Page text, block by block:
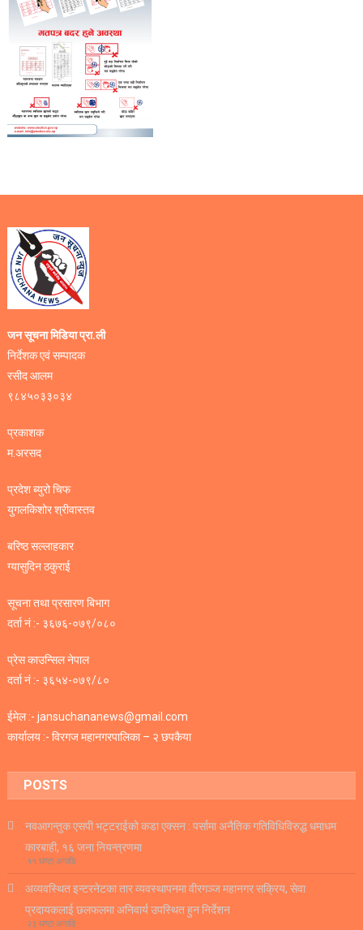
जन सूचना मिडिया प्रा.ली
निर्देशक एवं सम्पादक
रसीद आलम
९८४५०३३०३४
प्रकाशक
म.अरसद
प्रदेश ब्युरो चिफ
युगलकिशोर श्रीवास्तव
बरिष्ठ सल्लाहकार
ग्यासुदिन ठकुराई
सूचना तथा प्रसारण बिभाग
दर्ता नं :- ३६७६-०७९/०८०
प्रेस काउन्सिल नेपाल
दर्ता नं :- ३६५४-०७९/८०
ईमेल :- jansuchananews@gmail.com
कार्यालय :- विरगज महानगरपालिका – २ छपकैया
POSTS
नवआगन्तुक एसपी भट्टराईको कडा एक्सन : पर्सामा अनैतिक गतिविधिविरुद्ध धमाधम
कारबाही, १६ जना नियन्त्रणमा
११ घण्टा अगाडि
अव्यवस्थित इन्टरनेटका तार व्यवस्थापनमा वीरगञ्ज महानगर सक्रिय, सेवा
प्रदायकलाई छलफलमा अनिवार्य उपस्थित हुन निर्देशन
२३ घण्टा अगाडि